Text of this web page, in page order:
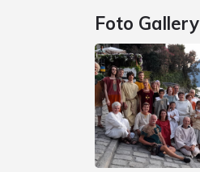
Foto Gallery